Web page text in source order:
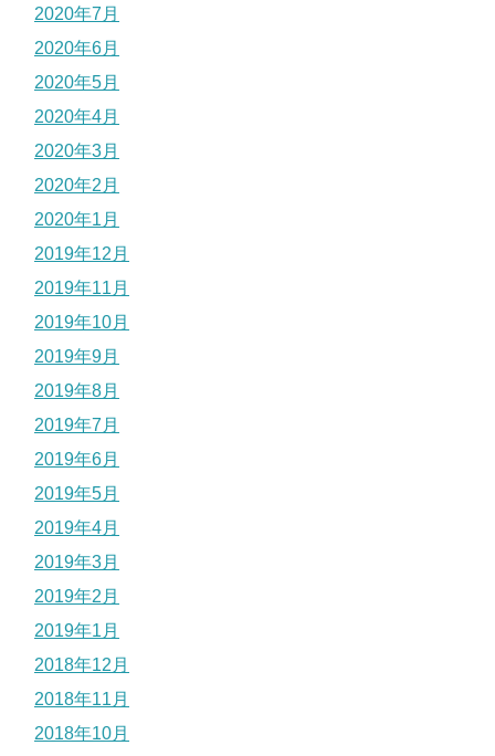
2020年7月
2020年6月
2020年5月
2020年4月
2020年3月
2020年2月
2020年1月
2019年12月
2019年11月
2019年10月
2019年9月
2019年8月
2019年7月
2019年6月
2019年5月
2019年4月
2019年3月
2019年2月
2019年1月
2018年12月
2018年11月
2018年10月